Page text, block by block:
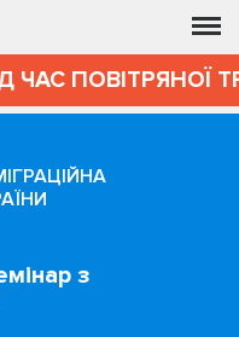
ЧАС ПОВІТРЯНОЇ
з